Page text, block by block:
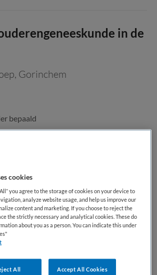
in de
, Gorinchem
bepaald
ouderengeneeskunde die verder kijkt
Dan voel jij je thuis bij Rivas
je doen? Jij gelooft dat...
cookies
you agree to the storage of cookies on your device to
analyze website usage, and help us improve our
content and marketing. If you choose to reject the
the strictly necessary and analytical cookies. These do
about you as a person. You can indicate this under
All Accept All Cookies